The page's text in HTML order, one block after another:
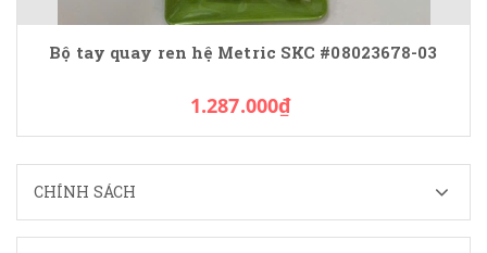
Bộ tay quay ren hệ Metric SKC #08023678-03
1.287.000₫
CHÍNH SÁCH